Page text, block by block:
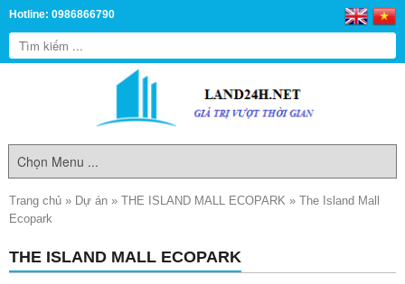
Hotline: 0986866790
Trang chủ » Dự án » THE ISLAND MALL ECOPARK » The Island Mall
Ecopark
THE ISLAND MALL ECOPARK